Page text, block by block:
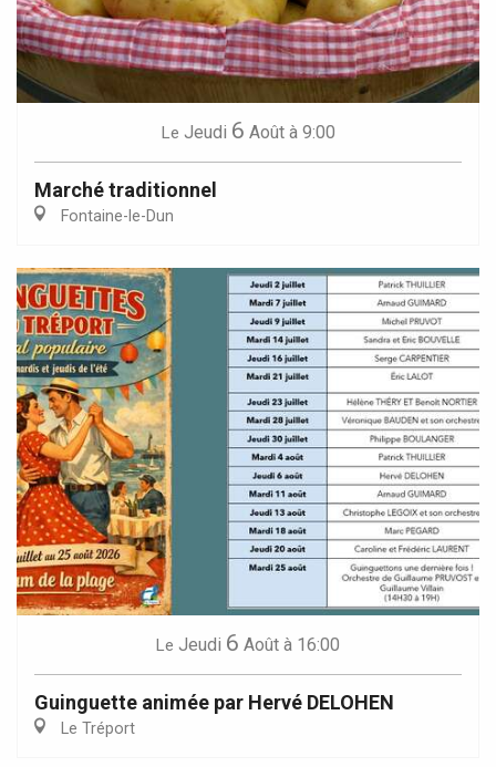
Le Jeudi 6 Août à 9:00
Marché traditionnel
Fontaine-le-Dun
Le Jeudi 6 Août à 16:00
Guinguette animée par Hervé DELOHEN
Le Tréport